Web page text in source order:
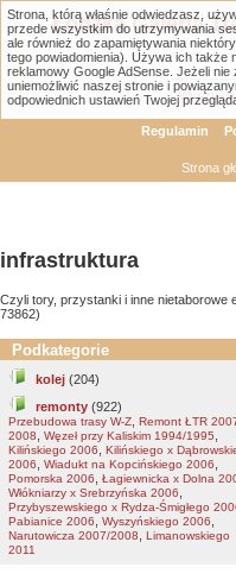
Łódzka Galeria
Regulamin
Strona
infrastruktura
Czyli tory, przystanki i inne nietaborowe
73862)
Podkategorie
kolej (204)
remonty (922)
Przebudowa trasy W-Z Remont ŁTR
2008
Węzeł przy Kaliskim 1994/1995
Kilińskiego 2006
Kilińskiego x
2006
Wiadukt na Kopcińskiego 2006
Pomorska 2006 Łagiewnicka x Dolna
Włókniarzy x Srebrzyńska 2006
Przybyszewskiego x Rydza-Śmigłego
Pabianice 2006 Wyszyńskiego 2006
Narutowicza 2007/2008
Limanowskiego
2011
Strona, którą właśnie odwiedzasz,
przede wszystkim do utrzymywania
ale również do zapamiętywania
tego powiadomienia). Używa ich także
reklamowy Google AdSense. Jeżeli
uniemożliwić naszej stronie i
odpowiednich ustawień Twojej